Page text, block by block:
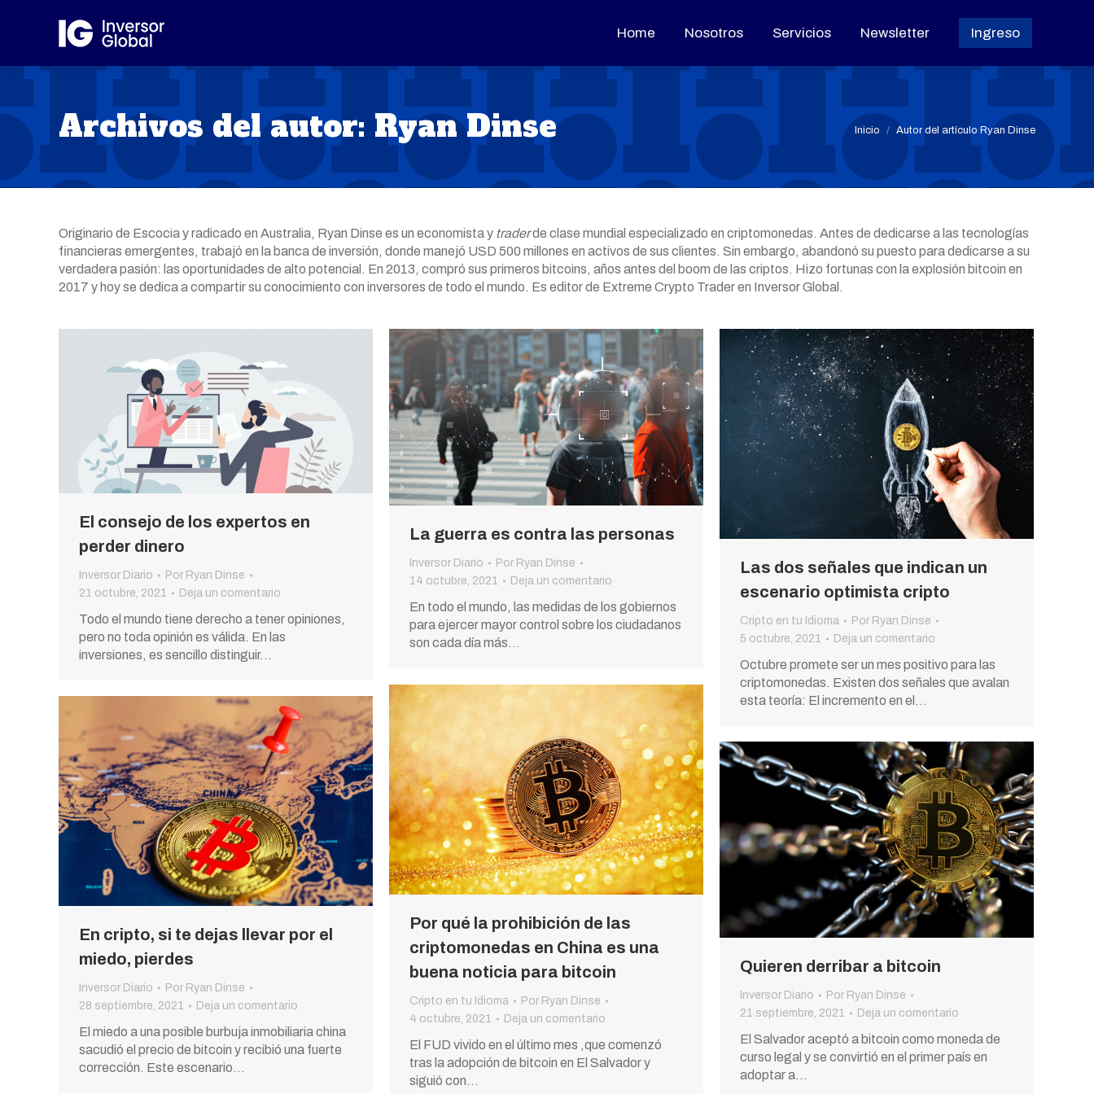
Home Nosotros Servicios Newsletter Ingreso
Archivos del autor: Ryan Dinse Estás aquí:
Inicio Autor del artículo Ryan Dinse
Originario de Escocia y radicado en Australia, Ryan Dinse es un economista y traderde clase mundial especializado en criptomonedas. Antes de dedicarse a las tecnologías
financieras emergentes, trabajó en la banca de inversión, donde manejó USD 500 millones en activos de sus clientes. Sin embargo, abandonó su puesto para dedicarse a su
verdadera pasión: las oportunidades de alto potencial. En 2013, compró sus primeros bitcoins, años antes del boom de las criptos. Hizo fortunas con la explosión bitcoin en
2017 y hoy se dedica a compartir su conocimiento con inversores de todo el mundo. Es editor de Extreme Crypto Trader en Inversor Global.
El consejo de los expertos en
perder dinero
Inversor Diario Por Ryan Dinse
21 octubre, 2021
Deja un comentario
Todo el mundo tiene derecho a tener opiniones,
pero no toda opinión es válida. En las
inversiones, es sencillo distinguir…
La guerra es contra las personas
Inversor Diario Por Ryan Dinse
14 octubre, 2021
Deja un comentario
En todo el mundo, las medidas de los gobiernos
para ejercer mayor control sobre los ciudadanos
son cada día más…
Las dos señales que indican un
escenario optimista cripto
Cripto en tu Idioma Por Ryan Dinse
5 octubre, 2021
Deja un comentario
Octubre promete ser un mes positivo para las
criptomonedas. Existen dos señales que avalan
esta teoría: El incremento en el…
Por qué la prohibición de las
criptomonedas en China es una
buena noticia para bitcoin
Cripto en tu Idioma Por Ryan Dinse
4 octubre, 2021
Deja un comentario
El FUD vivido en el último mes ,que comenzó
tras la adopción de bitcoin en El Salvador y
siguió con…
En cripto, si te dejas llevar por el
miedo, pierdes
Inversor Diario Por Ryan Dinse
28 septiembre, 2021
Deja un comentario
El miedo a una posible burbuja inmobiliaria china
sacudió el precio de bitcoin y recibió una fuerte
corrección. Este escenario…
Quieren derribar a bitcoin
Inversor Diario Por Ryan Dinse
21 septiembre, 2021
Deja un comentario
El Salvador aceptó a bitcoin como moneda de
curso legal y se convirtió en el primer país en
adoptar a…
Home Nosotros Servicios Newsletter Ingreso